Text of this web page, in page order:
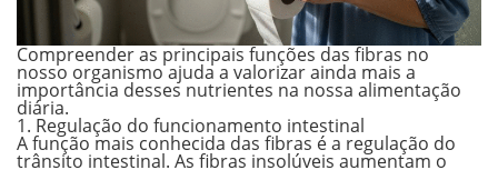
Compreender as principais funções das fibras no
nosso organismo ajuda a valorizar ainda mais a
importância desses nutrientes na nossa alimentação
diária.
1. Regulação do funcionamento intestinal
A função mais conhecida das fibras é a regulação do
trânsito intestinal. As fibras insolúveis aumentam o